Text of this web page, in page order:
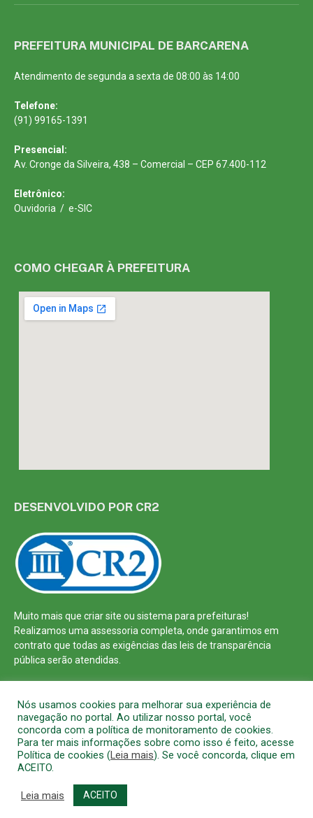
PREFEITURA MUNICIPAL DE BARCARENA
Atendimento de segunda a sexta de 08:00 às 14:00
Telefone:
(91) 99165-1391
Presencial:
Av. Cronge da Silveira, 438 – Comercial – CEP 67.400-112
Eletrônico:
Ouvidoria / e-SIC
COMO CHEGAR À PREFEITURA
DESENVOLVIDO POR CR2
Muito mais que criar site ou sistema para prefeituras!
Realizamos uma assessoria completa, onde garantimos em
contrato que todas as exigências das leis de transparência
pública serão atendidas.
Todos os direitos reservados a Prefeitura Municipal de Barcarena
Acessar Área Administrativa
Nós usamos cookies para melhorar sua experiência de
navegação no portal. Ao utilizar nosso portal, você
concorda com a política de monitoramento de cookies.
Para ter mais informações sobre como isso é feito, acesse
Política de cookies (Leia mais). Se você concorda, clique em
ACEITO.
Leia mais ACEITO